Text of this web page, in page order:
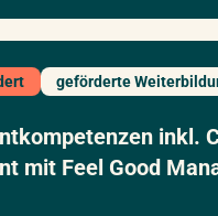
geförderte
inkl.
mit Feel Good